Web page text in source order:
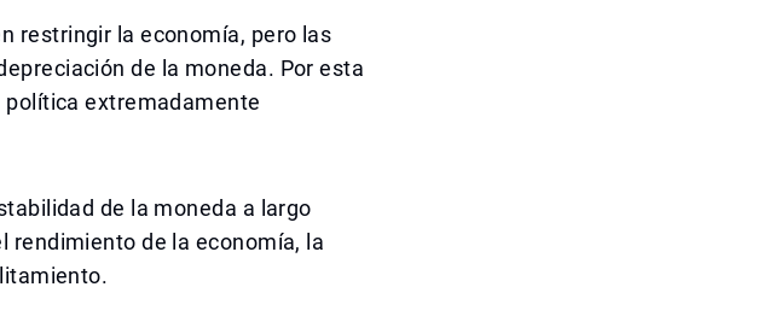
restringir la economía, pero las
de la moneda. Por esta
política extremadamente
de la moneda a largo
rendimiento de la economía, la